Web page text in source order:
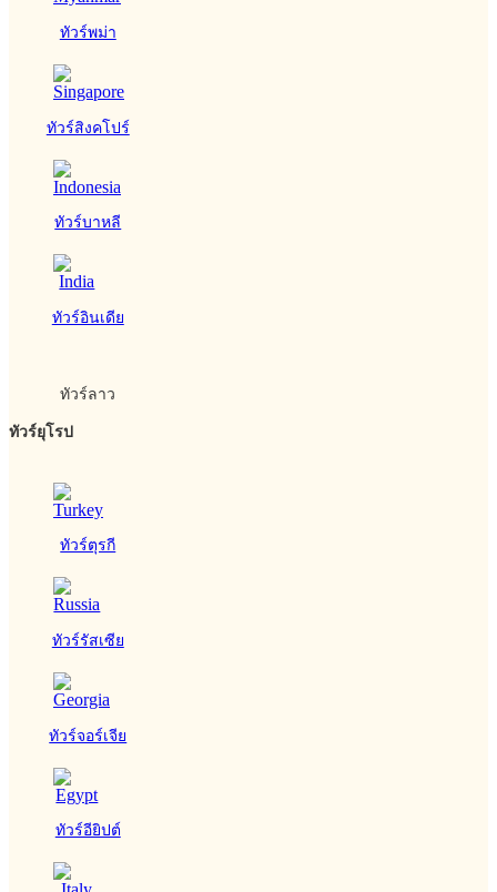
ทัวร์พม่า
ทัวร์สิงคโปร์
ทัวร์บาหลี
ทัวร์อินเดีย
ทัวร์ลาว
ทัวร์ยุโรป
ทัวร์ตุรกี
ทัวร์รัสเซีย
ทัวร์จอร์เจีย
ทัวร์อียิปต์